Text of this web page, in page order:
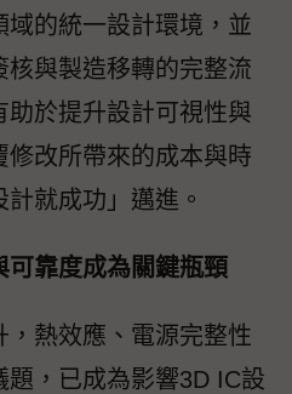
的統一設計環境，並
核與製造移轉的完整流
於提升設計可視性與
改所帶來的成本與時
就成功」邁進。
靠度成為關鍵瓶頸
，熱效應、電源完整性
，已成為影響3D IC設